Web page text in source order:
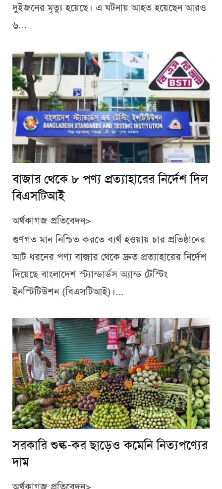
দুইজনের মৃত্যু হয়েছে। এ ঘটনায় আহত হয়েছেন আরও
৬...
বাজার থেকে ৮ পণ্য প্রত্যাহারের নির্দেশ দিল
বিএসটিআই
অর্থকাগজ প্রতিবেদন>
গুণগত মান নিশ্চিত করতে ব্যর্থ হওয়ায় চার প্রতিষ্ঠানের
আট ধরনের পণ্য বাজার থেকে দ্রুত প্রত্যাহারের নির্দেশ
দিয়েছে বাংলাদেশ স্ট্যান্ডার্ডস অ্যান্ড টেস্টিং
ইনস্টিটিউশন (বিএসটিআই)।...
সরকারি শুল্ক-কর ছাড়েও কমেনি নিত্যপণ্যের
দাম